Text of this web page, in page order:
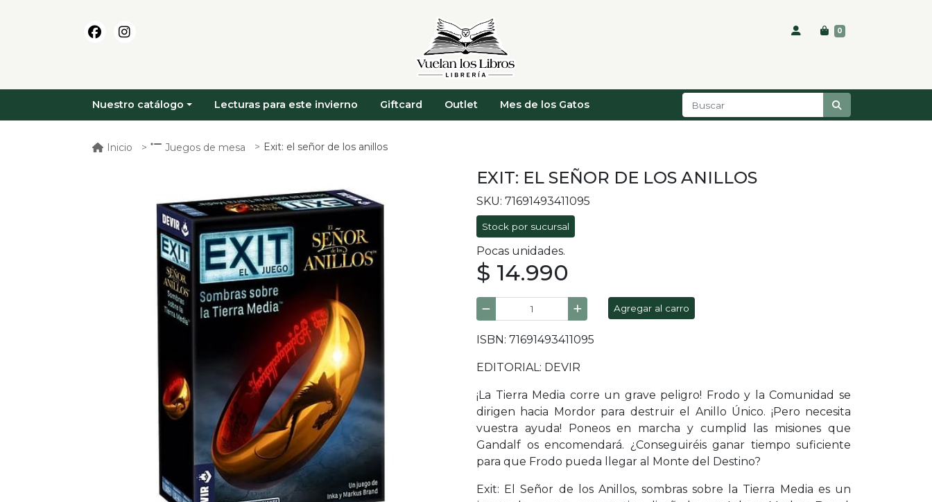
0
Nuestro catálogo Lecturas para este invierno Giftcard Outlet Mes de los Gatos
Inicio Juegos de mesa Exit: el señor de los anillos
EXIT: EL SEÑOR DE LOS ANILLOS
SKU: 71691493411095
Stock por sucursal
Pocas unidades.
$ 14.990
Agregar al carro
ISBN: 71691493411095
EDITORIAL: DEVIR
¡La Tierra Media corre un grave peligro! Frodo y la Comunidad se
dirigen hacia Mordor para destruir el Anillo Único. ¡Pero necesita
vuestra ayuda! Poneos en marcha y cumplid las misiones que
Gandalf os encomendará. ¿Conseguiréis ganar tiempo suficiente
para que Frodo pueda llegar al Monte del Destino?
Exit: El Señor de los Anillos, sombras sobre la Tierra Media es un